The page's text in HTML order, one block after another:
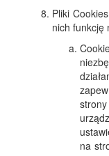
Pliki
nich funkcję
na